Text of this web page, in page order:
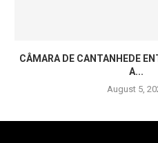
CÂMARA DE CANTANHEDE
A...
August 5,